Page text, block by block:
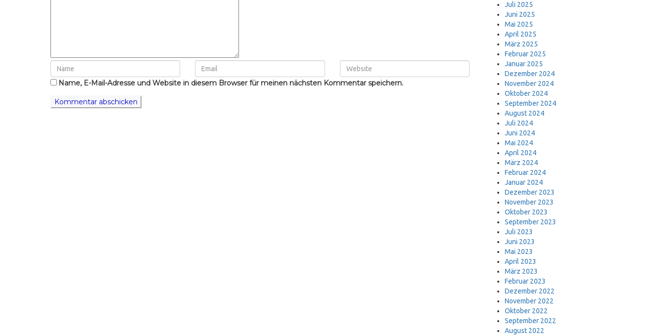
Name, E-Mail-Adresse und Website in diesem Browser für meinen nächsten Kommentar speichern.
Juli 2025
Juni 2025
Mai 2025
April 2025
März 2025
Februar 2025
Januar 2025
Dezember 2024
November 2024
Oktober 2024
September 2024
August 2024
Juli 2024
Juni 2024
Mai 2024
April 2024
März 2024
Februar 2024
Januar 2024
Dezember 2023
November 2023
Oktober 2023
September 2023
Juli 2023
Juni 2023
Mai 2023
April 2023
März 2023
Februar 2023
Dezember 2022
November 2022
Oktober 2022
September 2022
August 2022